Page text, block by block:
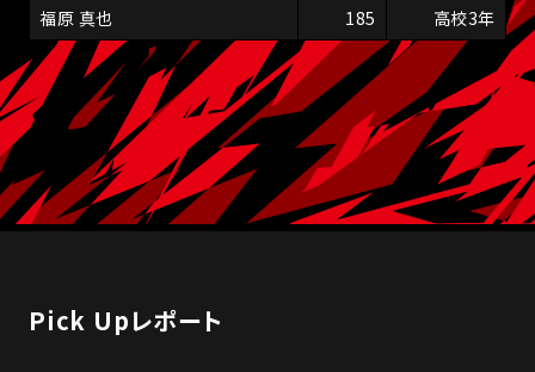
福原 真也
185 高校3年
Pick Upレポート